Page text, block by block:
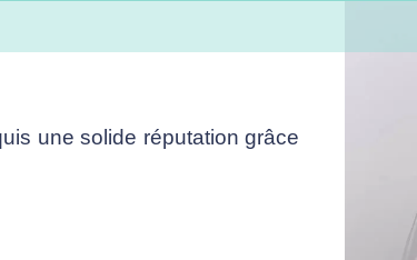
une solide réputation grâce